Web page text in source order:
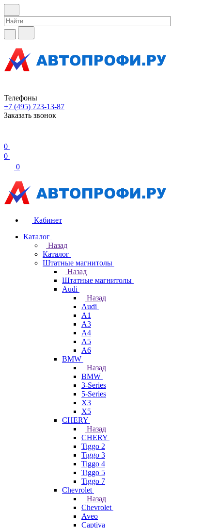
Телефоны
+7 (495) 723-13-87
Заказать звонок
0
0
0
Кабинет
Каталог
Назад
Каталог
Штатные магнитолы
Назад
Штатные магнитолы
Audi
Назад
Audi
A1
A3
A4
A5
A6
BMW
Назад
BMW
3-Series
5-Series
X3
X5
CHERY
Назад
CHERY
Tiggo 2
Tiggo 3
Tiggo 4
Tiggo 5
Tiggo 7
Chevrolet
Назад
Chevrolet
Aveo
Captiva